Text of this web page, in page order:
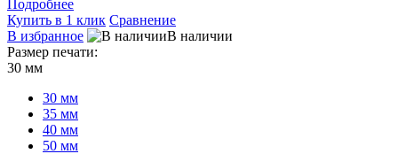
Подробнее
Купить в 1 клик Сравнение
В избранное
В наличии
Размер печати:
30 мм
30 мм
35 мм
40 мм
50 мм